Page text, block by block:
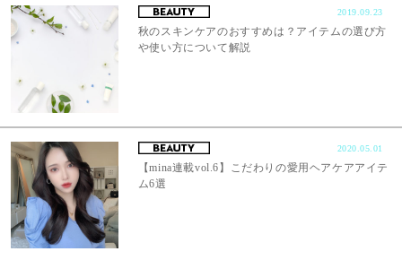
2019.09.23
秋のスキンケアのおすすめは？アイテムの選び方
や使い方について解説
2020.05.01
【mina連載vol.6】こだわりの愛用ヘアケアアイテ
ム6選